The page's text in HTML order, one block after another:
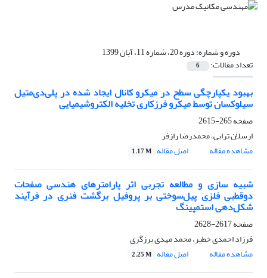
دوره و شماره:دوره 20، شماره 11، آبان 1399
تعداد مقالات: 6
بهبود یکپارچگی سطح در میکرو کانال ایجاد شده در پلی‌دی‌متیل
سیلوکسان توسط میکرو فرزکاری تخلیه الکترو‌شیمیایی
صفحه265-2615
ارسلان ترابی، محمدرضا رازفر
مشاهده مقاله
اصل مقاله 1.17 M
شبیه ‌سازی و مطالعه تجربی اثر پارامترهای هندسی صفحات
دوقطبی فلزی پیل‌سوختی بر پروفیل برگشت فنری در فرآیند
شکل‌دهی استمپینگ
صفحه2617-2628
فرزاد احمدی خطیر، محمد مهدی برزگری
مشاهده مقاله
اصل مقاله 2.25 M